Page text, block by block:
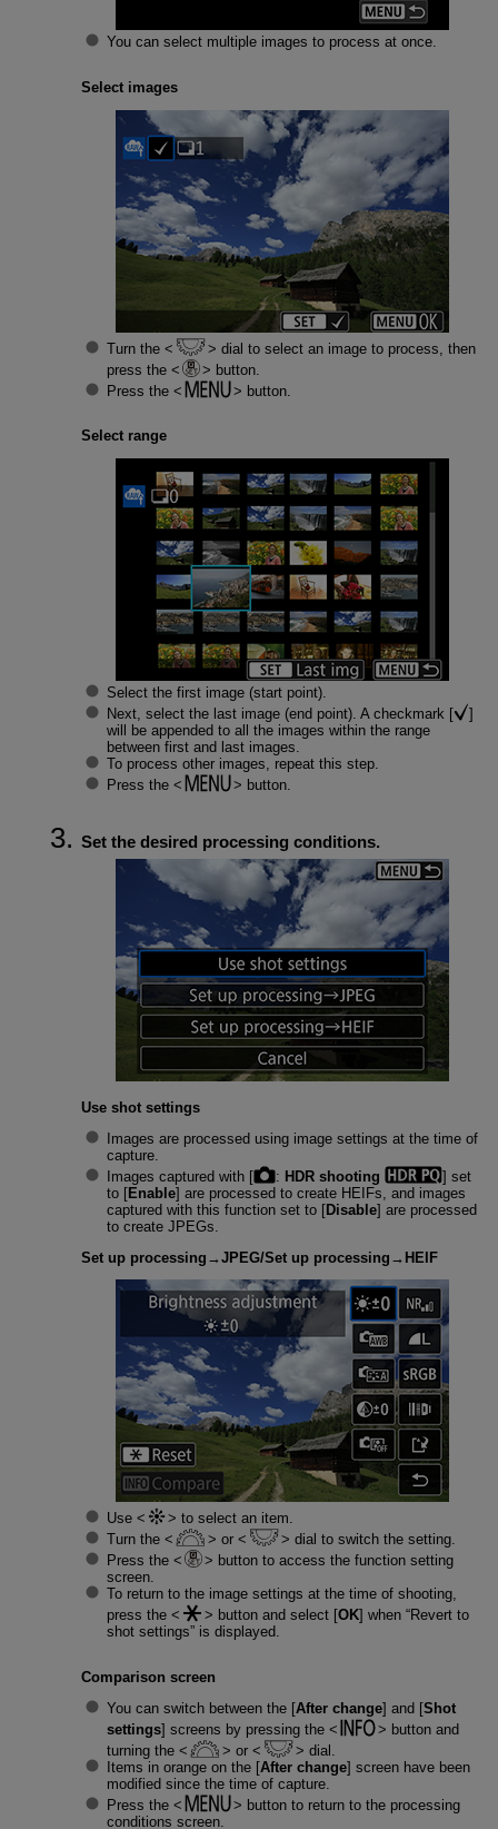
You can select multiple images to process at once.
Select images
Turn the
dial to select an image to process, then
press the
button.
Press the
button.
Select range
Select the first image (start point).
Next, select the last image (end point). A checkmark [
]
will be appended to all the images within the range
between first and last images.
To process other images, repeat this step.
Press the
button.
Set the desired processing conditions.
Use shot settings
Images are processed using image settings at the time of
capture.
Images captured with [
: HDR shooting
] set
to [Enable] are processed to create HEIFs, and images
captured with this function set to [Disable] are processed
to create JPEGs.
Set up processing→JPEG/Set up processing→HEIF
Use
to select an item.
Turn the
or
dial to switch the setting.
Press the
button to access the function setting
screen.
To return to the image settings at the time of shooting,
press the
button and select [OK] when “Revert to
shot settings” is displayed.
Comparison screen
You can switch between the [After change] and [Shot
settings] screens by pressing the
button and
turning the
or
dial.
Items in orange on the [After change] screen have been
modified since the time of capture.
Press the
button to return to the processing
conditions screen.